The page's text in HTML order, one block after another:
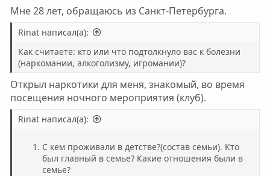
Мне 28 лет, обращаюсь из Санкт-Петербурга.
Rinat написал(а):
Как считаете: кто или что подтолкнуло вас к болезни
(наркомании, алкоголизму, игромании)?
Открыл наркотики для меня, знакомый, во время
посещения ночного мероприятия (клуб).
Rinat написал(а):
С кем проживали в детстве?(состав семьи). Кто
был главный в семье? Какие отношения были в
семье?